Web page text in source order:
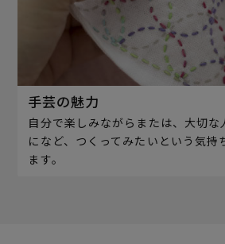
手芸の魅力
自分で楽しみながらまたは、大切な
になど、つくってみたいという気持
ます。